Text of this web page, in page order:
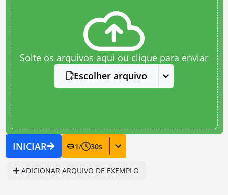
Solte os arquivos aqui ou clique para enviar
Escolher arquivo
INICIAR 1/ 30s
ADICIONAR ARQUIVO DE EXEMPLO